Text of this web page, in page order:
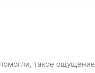
такое ощущение